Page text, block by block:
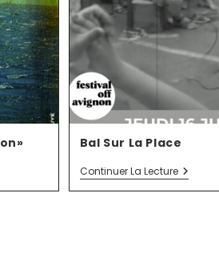
Bal Sur La Place
Continuer La Lecture